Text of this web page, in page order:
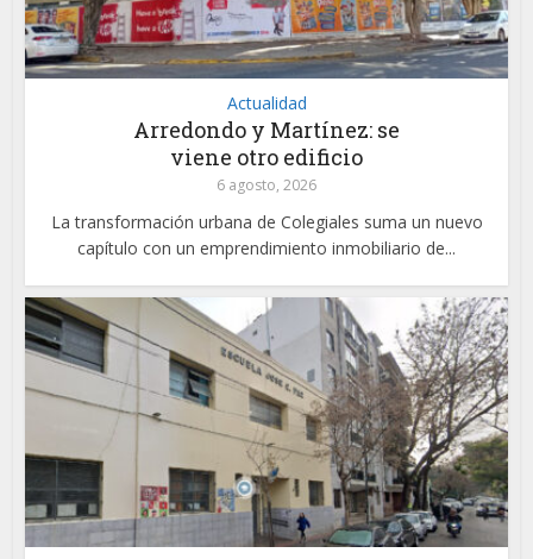
Actualidad
Arredondo y Martínez: se
viene otro edificio
6 agosto, 2026
La transformación urbana de Colegiales suma un nuevo
capítulo con un emprendimiento inmobiliario de...